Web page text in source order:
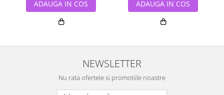
ADAUGA IN COS ADAUGA IN COS
NEWSLETTER
Nu rata ofertele si promotiile noastre